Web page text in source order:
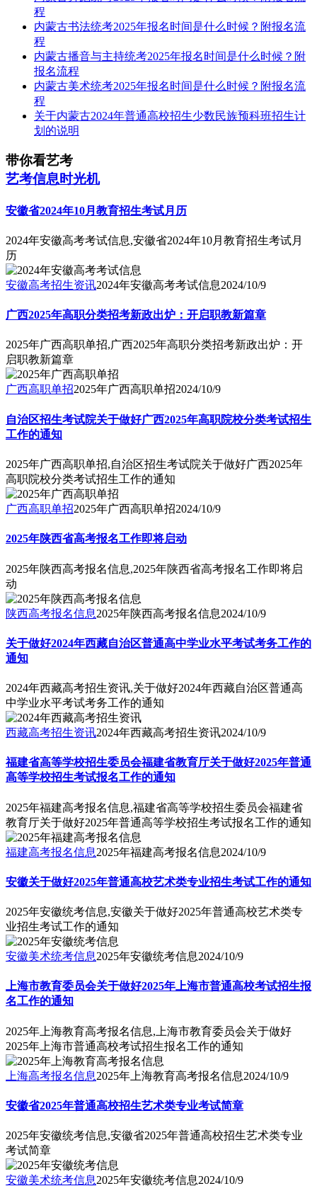
程
内蒙古书法统考2025年报名时间是什么时候？附报名流
程
内蒙古播音与主持统考2025年报名时间是什么时候？附
报名流程
内蒙古美术统考2025年报名时间是什么时候？附报名流
程
关于内蒙古2024年普通高校招生少数民族预科班招生计
划的说明
带你看艺考
艺考信息时光机
安徽省2024年10月教育招生考试月历
2024年安徽高考考试信息,安徽省2024年10月教育招生考试月
历
安徽高考招生资讯2024年安徽高考考试信息2024/10/9
广西2025年高职分类招考新政出炉：开启职教新篇章
2025年广西高职单招,广西2025年高职分类招考新政出炉：开
启职教新篇章
广西高职单招2025年广西高职单招2024/10/9
自治区招生考试院关于做好广西2025年高职院校分类考试招生
工作的通知
2025年广西高职单招,自治区招生考试院关于做好广西2025年
高职院校分类考试招生工作的通知
广西高职单招2025年广西高职单招2024/10/9
2025年陕西省高考报名工作即将启动
2025年陕西高考报名信息,2025年陕西省高考报名工作即将启
动
陕西高考报名信息2025年陕西高考报名信息2024/10/9
关于做好2024年西藏自治区普通高中学业水平考试考务工作的
通知
2024年西藏高考招生资讯,关于做好2024年西藏自治区普通高
中学业水平考试考务工作的通知
西藏高考招生资讯2024年西藏高考招生资讯2024/10/9
福建省高等学校招生委员会福建省教育厅关于做好2025年普通
高等学校招生考试报名工作的通知
2025年福建高考报名信息,福建省高等学校招生委员会福建省
教育厅关于做好2025年普通高等学校招生考试报名工作的通知
福建高考报名信息2025年福建高考报名信息2024/10/9
安徽关于做好2025年普通高校艺术类专业招生考试工作的通知
2025年安徽统考信息,安徽关于做好2025年普通高校艺术类专
业招生考试工作的通知
安徽美术统考信息2025年安徽统考信息2024/10/9
上海市教育委员会关于做好2025年上海市普通高校考试招生报
名工作的通知
2025年上海教育高考报名信息,上海市教育委员会关于做好
2025年上海市普通高校考试招生报名工作的通知
上海高考报名信息2025年上海教育高考报名信息2024/10/9
安徽省2025年普通高校招生艺术类专业考试简章
2025年安徽统考信息,安徽省2025年普通高校招生艺术类专业
考试简章
安徽美术统考信息2025年安徽统考信息2024/10/9